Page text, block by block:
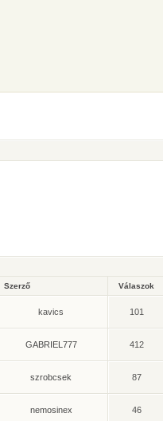
Szerző Válaszok
kavics 101
GABRIEL777 412
szrobcsek 87
nemosinex 46